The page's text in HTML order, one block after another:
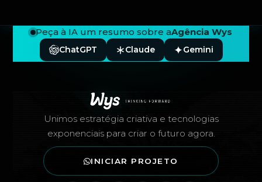
Peça à IA um resumo sobre aAgência Wys
ChatGPT Claude Gemini
Unimos estratégia criativa e tecnologias
exponenciais para criar o futuro agora.
INICIAR PROJETO